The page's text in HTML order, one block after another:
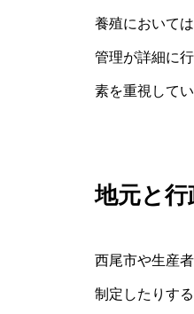
養殖において
管理が詳細に
素を重視してい
地元と行
西尾市や生産
制定したりす